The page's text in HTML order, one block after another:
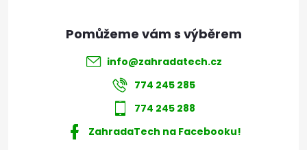
info@zahradatech.cz
774 245 285
774 245 288
ZahradaTech na Facebooku!